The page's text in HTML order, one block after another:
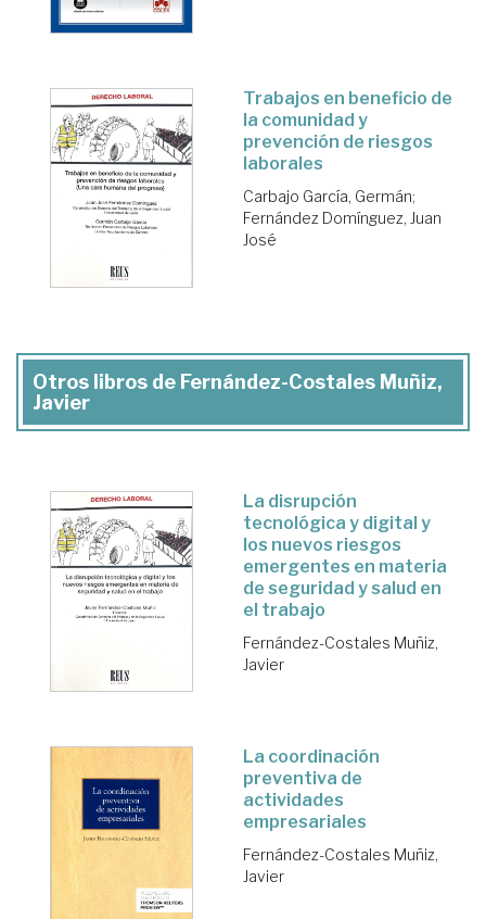
Trabajos en beneficio de
la comunidad y
prevención de riesgos
laborales
Carbajo García, Germán;
Fernández Domínguez, Juan
José
Otros libros de Fernández-Costales Muñiz,
Javier
La disrupción
tecnológica y digital y
los nuevos riesgos
emergentes en materia
de seguridad y salud en
el trabajo
Fernández-Costales Muñiz,
Javier
La coordinación
preventiva de
actividades
empresariales
Fernández-Costales Muñiz,
Javier